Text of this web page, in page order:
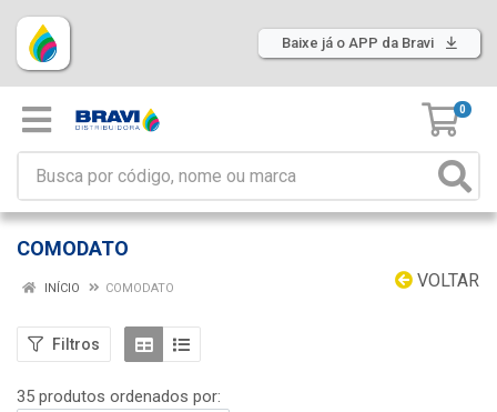
Baixe já o APP da Bravi
0
COMODATO
VOLTAR
INÍCIO COMODATO
Filtros
35 produtos ordenados por: